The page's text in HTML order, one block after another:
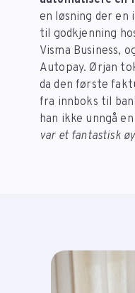
en løsning der en
til godkjenning
Visma Business,
Autopay. Ørjan
da den første
fra innboks til
han ikke unngå
var et fantastisk